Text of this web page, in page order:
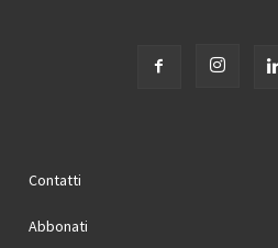
Contatti
Abbonati